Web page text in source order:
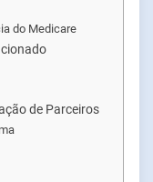
do Medicare
de Parceiros